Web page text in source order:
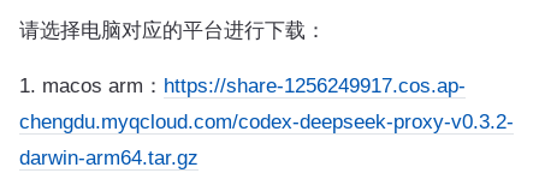
请选择电脑对应的平台进行下载：
1. macos arm： https://share-1256249917.cos.ap-
chengdu.myqcloud.com/codex-deepseek-proxy-v0.3.2-
darwin-arm64.tar.gz